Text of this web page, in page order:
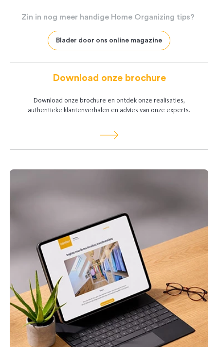
Zin in nog meer handige Home Organizing tips?
Blader door ons online magazine
Download onze brochure
Download onze brochure en ontdek onze realisaties,
authentieke klantenverhalen en advies van onze experts.